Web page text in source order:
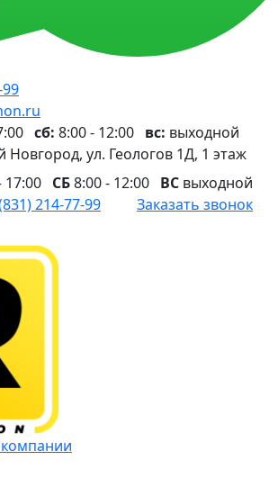
сб: 8:00 - 12:00 вс: выходной
Новгород, ул. Геологов 1Д, 1 этаж
17:00 СБ8:00 - 12:00 ВС выходной
214-77-99
Заказать звонок